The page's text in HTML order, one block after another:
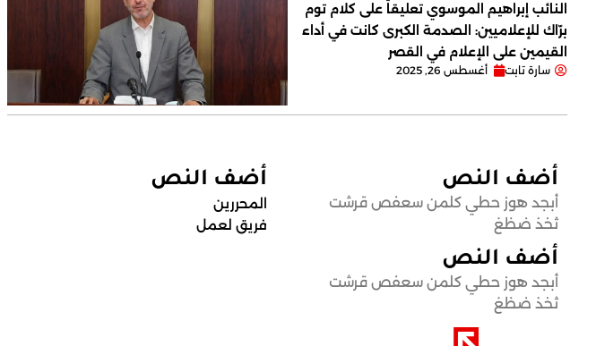
النائب إبراهيم الموسوي تعليقاً على كلام توم
برّاك للإعلاميين: الصدمة الكبرى كانت في أداء
القيمين على ‏الإعلام في القصر
سارة تابت أغسطس 26, 2025
أضف النص
أبجد هوز حطي كلمن سعفص قرشت
ثخذ ضظغ
أضف النص
أبجد هوز حطي كلمن سعفص قرشت
ثخذ ضظغ
أضف النص
المحررين
فريق لعمل